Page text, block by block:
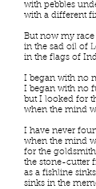
with pebbles
with a different
But now my race
in the sad oil of
in the flags of
I began with no
I began with no
but I looked for
when the mind
I have never
when the mind
for the
the stone-cutter
as a fishline
sinks in the